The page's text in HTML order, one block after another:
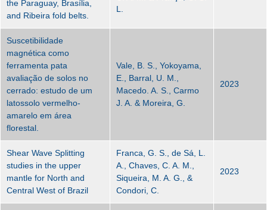
the Paraguay, Brasília,
and Ribeira fold belts.
L.
Suscetibilidade
magnética como
ferramenta pata
avaliação de solos no
cerrado: estudo de um
latossolo vermelho-
amarelo em área
florestal.
Vale, B. S., Yokoyama,
E., Barral, U. M.,
Macedo. A. S., Carmo
J. A. & Moreira, G.
2023
Shear Wave Splitting
studies in the upper
mantle for North and
Central West of Brazil
Franca, G. S., de Sá, L.
A., Chaves, C. A. M.,
Siqueira, M. A. G., &
Condori, C.
2023